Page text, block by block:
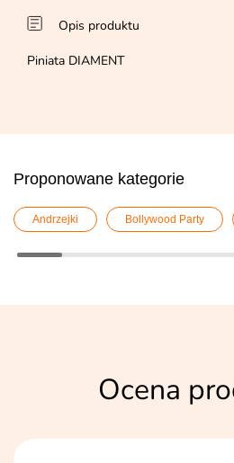
Opis produktu
Piniata DIAMENT
Proponowane kategorie
Andrzejki Bollywood Party
Ocena